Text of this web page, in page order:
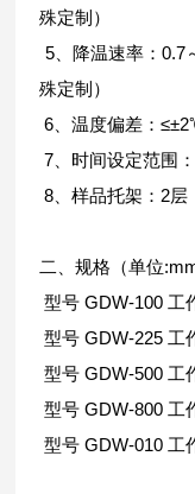
殊定制）
5、降温速率：
殊定制）
6、温度偏差：
7、时间设定范围
8、样品托架：2层
二、规格（单位
型号 GDW-100 工
型号 GDW-225 工
型号 GDW-500 工
型号 GDW-800 工
型号 GDW-010 工